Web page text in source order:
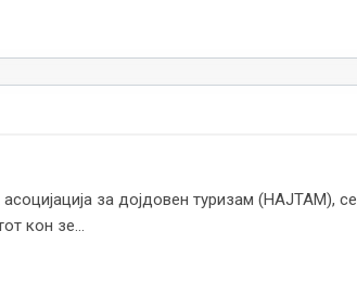
за дојдовен туризам (НАЈТАМ), се
кон зе...